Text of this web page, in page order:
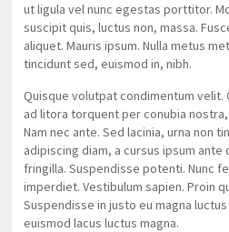
ut ligula vel nunc egestas porttitor.
suscipit quis, luctus non, massa.
aliquet. Mauris ipsum. Nulla metus
tincidunt sed, euismod in, nibh.
Quisque volutpat condimentum
ad litora torquent per conubia
Nam nec ante. Sed lacinia, urna non
adipiscing diam, a cursus ipsum ante
fringilla. Suspendisse potenti. Nunc
imperdiet. Vestibulum sapien. Proin
Suspendisse in justo eu magna
euismod lacus luctus magna.